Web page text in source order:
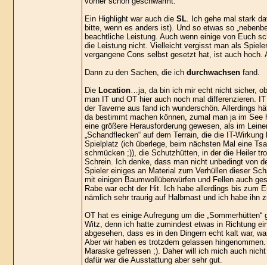
Ein Highlight war auch die SL. Ich gehe mal stark
bitte, wenn es anders ist). Und so etwas so
beachtliche Leistung. Auch wenn einige von Euch
die Leistung nicht. Vielleicht vergisst man als
vergangene Cons selbst gesetzt hat, ist auch
Dann zu den Sachen, die ich durchwachsenfand.
Die Location…ja, da bin ich mir echt nicht sicher,
man IT und OT hier auch noch mal differenzieren.
der Taverne aus fand ich wunderschön. Allerdings
da bestimmt machen können, zumal man ja im
eine größere Herausforderung gewesen, als im
„Schandflecken“ auf dem Terrain, die die IT-
Spielplatz (ich überlege, beim nächsten Mal eine
schmücken ;)), die Schutzhütten, in der die Heiler
Schrein. Ich denke, dass man nicht unbedingt von
Spieler einiges an Material zum Verhüllen dieser
mit einigen Baumwollüberwürfen und Fellen auch
Rabe war echt der Hit. Ich habe allerdings bis zum
nämlich sehr traurig auf Halbmast und ich habe ihn
OT hat es einige Aufregung um die
Witz, denn ich hatte zumindest etwas in Richtung
abgesehen, dass es in den Dingern echt kalt war,
Aber wir haben es trotzdem gelassen
Maraske gefressen ;). Daher will ich mich auch
dafür war die Ausstattung aber sehr gut.